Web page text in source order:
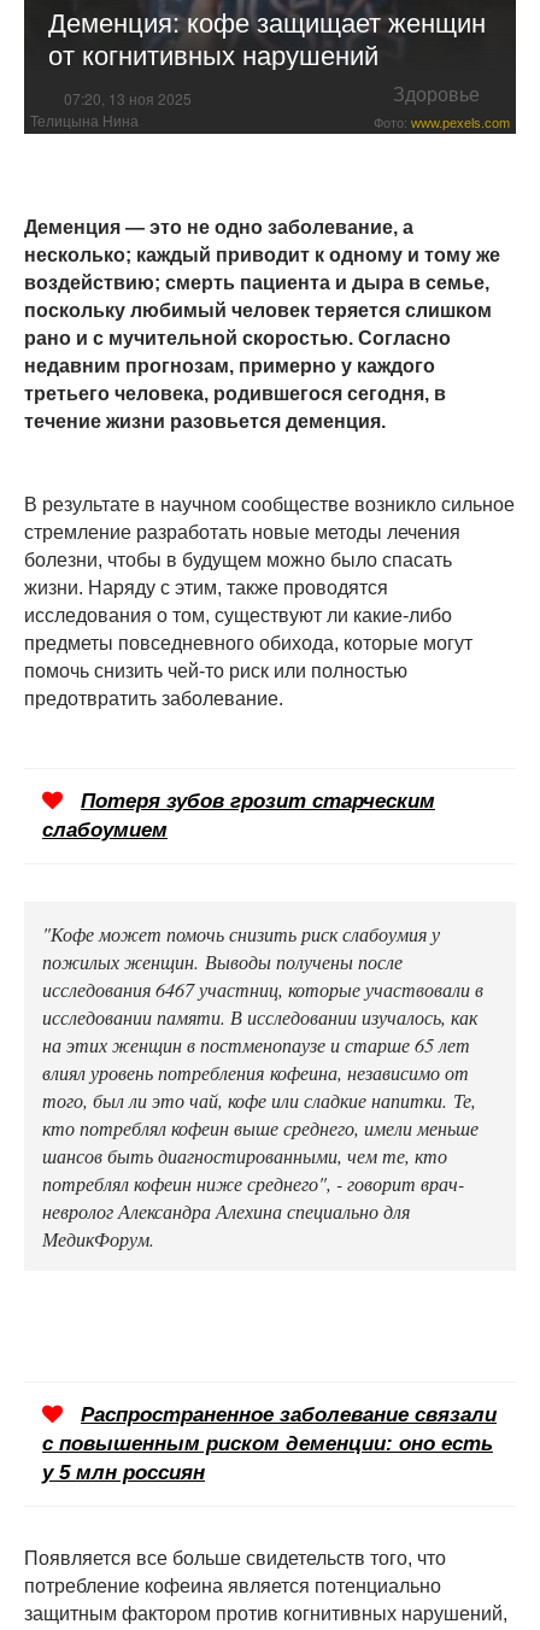
Деменция: кофе защищает женщин
от когнитивных нарушений
07:20, 13 ноя 2025 Здоровье
Телицына Нина Фото: www.pexels.com
Деменция — это не одно заболевание, а
несколько; каждый приводит к одному и тому же
воздействию; смерть пациента и дыра в семье,
поскольку любимый человек теряется слишком
рано и с мучительной скоростью. Согласно
недавним прогнозам, примерно у каждого
третьего человека, родившегося сегодня, в
течение жизни разовьется деменция.
В результате в научном сообществе возникло сильное
стремление разработать новые методы лечения
болезни, чтобы в будущем можно было спасать
жизни. Наряду с этим, также проводятся
исследования о том, существуют ли какие-либо
предметы повседневного обихода, которые могут
помочь снизить чей-то риск или полностью
предотвратить заболевание.
Потеря зубов грозит старческим
слабоумием
"Кофе может помочь снизить риск слабоумия у
пожилых женщин. Выводы получены после
исследования 6467 участниц, которые участвовали в
исследовании памяти. В исследовании изучалось, как
на этих женщин в постменопаузе и старше 65 лет
влиял уровень потребления кофеина, независимо от
того, был ли это чай, кофе или сладкие напитки. Те,
кто потреблял кофеин выше среднего, имели меньше
шансов быть диагностированными, чем те, кто
потреблял кофеин ниже среднего", - говорит врач-
невролог Александра Алехина специально для
МедикФорум.
Распространенное заболевание связали
с повышенным риском деменции: оно есть
у 5 млн россиян
Появляется все больше свидетельств того, что
потребление кофеина является потенциально
защитным фактором против когнитивных нарушений,